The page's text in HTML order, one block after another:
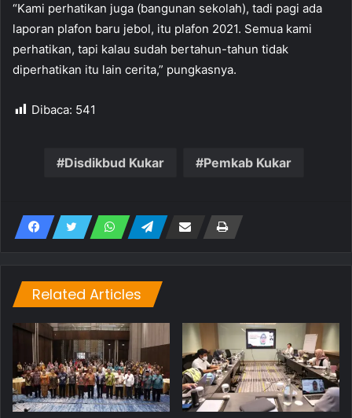
“Kami perhatikan juga (bangunan sekolah), tadi pagi ada
laporan plafon baru jebol, itu plafon 2021. Semua kami
perhatikan, tapi kalau sudah bertahun-tahun tidak
diperhatikan itu lain cerita,” pungkasnya.
Dibaca: 541
Disdikbud Kukar Pemkab Kukar
Related Articles